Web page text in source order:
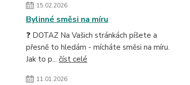
15.02.2026
Bylinné směsi na míru
❓ DOTAZ Na Vašich stránkách píšete a
přesně to hledám - mícháte směsi na míru.
Jak to p... číst celé
11.01.2026